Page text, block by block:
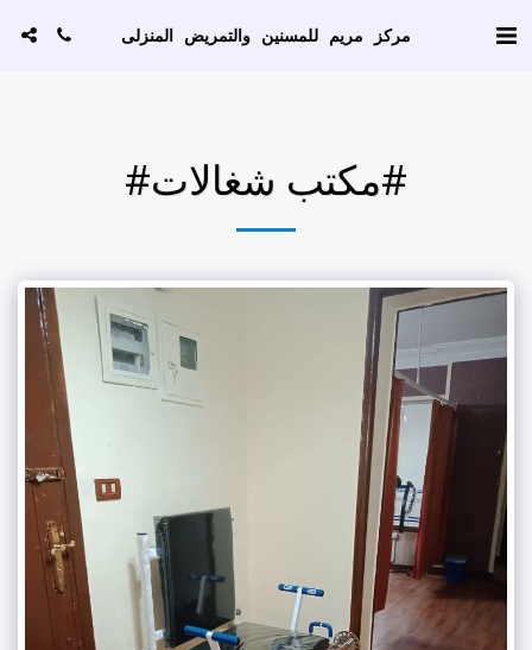
مركز مريم للمسنين والتمريض المنزلى
#مكتب شغالات#